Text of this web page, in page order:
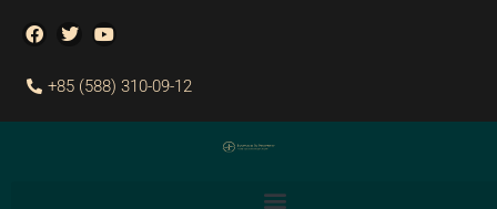
+85 (588) 310-09-12